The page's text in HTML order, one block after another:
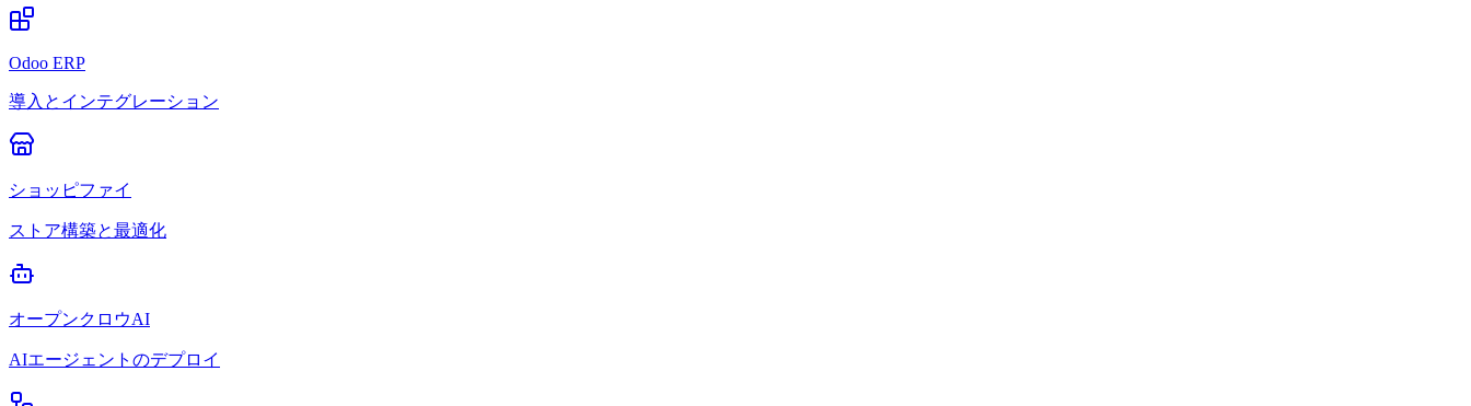
Odoo ERP
導入とインテグレーション
ショッピファイ
ストア構築と最適化
オープンクロウAI
AIエージェントのデプロイ